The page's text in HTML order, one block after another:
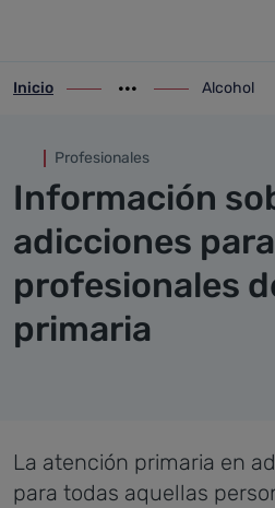
ir-a inicio
Inicio
Mostrar opciones
ir-a Alcohol
Alcohol
Profesionales
Información
adicciones para
profesionales
primaria
La atención primaria en
para todas aquellas